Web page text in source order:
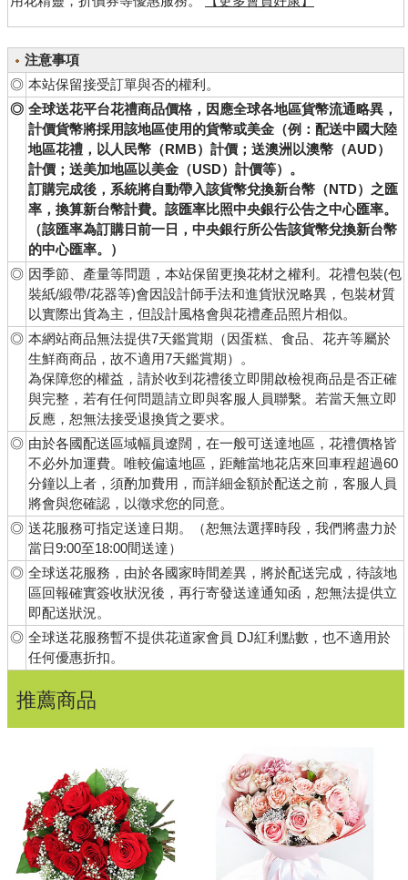
注意事項
◎ 本站保留接受訂單與否的權利。
◎ 全球送花平台花禮商品價格，因應全球各地區貨幣流通略異，
計價貨幣將採用該地區使用的貨幣或美金（例：配送中國大陸
地區花禮，以人民幣（RMB）計價；送澳洲以澳幣（AUD）
計價；送美加地區以美金（USD）計價等）。
訂購完成後，系統將自動帶入該貨幣兌換新台幣（NTD）之匯
率，換算新台幣計費。該匯率比照中央銀行公告之中心匯率。
（該匯率為訂購日前一日，中央銀行所公告該貨幣兌換新台幣
的中心匯率。）
◎ 因季節、產量等問題，本站保留更換花材之權利。花禮包裝(包
裝紙/緞帶/花器等)會因設計師手法和進貨狀況略異，包裝材質
以實際出貨為主，但設計風格會與花禮產品照片相似。
◎ 本網站商品無法提供7天鑑賞期（因蛋糕、食品、花卉等屬於
生鮮商商品，故不適用7天鑑賞期）。
為保障您的權益，請於收到花禮後立即開啟檢視商品是否正確
與完整，若有任何問題請立即與客服人員聯繫。若當天無立即
反應，恕無法接受退換貨之要求。
◎ 由於各國配送區域幅員遼闊，在一般可送達地區，花禮價格皆
不必外加運費。唯較偏遠地區，距離當地花店來回車程超過60
分鐘以上者，須酌加費用，而詳細金額於配送之前，客服人員
將會與您確認，以徵求您的同意。
◎ 送花服務可指定送達日期。（恕無法選擇時段，我們將盡力於
當日9:00至18:00間送達）
◎ 全球送花服務，由於各國家時間差異，將於配送完成，待該地
區回報確實簽收狀況後，再行寄發送達通知函，恕無法提供立
即配送狀況。
◎ 全球送花服務暫不提供花道家會員 DJ紅利點數，也不適用於
任何優惠折扣。
推薦商品